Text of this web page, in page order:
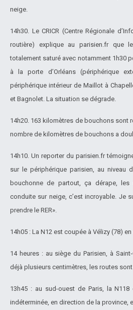
neige.
14h30. Le CRICR (Centre Régionale
routière) explique au parisien.fr que
totalement saturé avec notamment 1h30
à la porte d’Orléans (périphérique
périphérique intérieur de Maillot à
et Bagnolet. La situation se dégrade.
14h20. 163 kilomètres de bouchons sont
nombre de kilomètres de bouchons a
14h10. Un reporter du parisien.fr
sur le périphérique parisien, au niveau
bouchonne de partout, ça dérape, les
conduite sur neige, c’est incroyable. Je
prendre le RER».
14h05 : La N12 est coupée à Vélizy (78)
14 heures : au siège du Parisien, à
déjà plusieurs centimètres, les routes
13h45 : au sud-ouest de Paris, la
indéterminée, en direction de la province,